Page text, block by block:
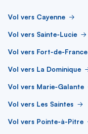
Vol vers Cayenne
Vol vers Sainte-Lucie
Vol vers Fort-de-France
Vol vers La Dominique
Vol vers Marie-Galante
Vol vers Les Saintes
Vol vers Pointe-à-Pitre